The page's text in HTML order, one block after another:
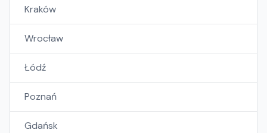
Kraków
Wrocław
Łódź
Poznań
Gdańsk